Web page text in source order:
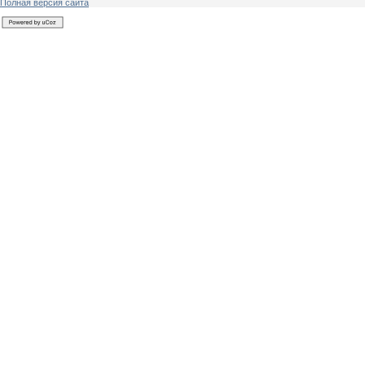
Полная версия сайта